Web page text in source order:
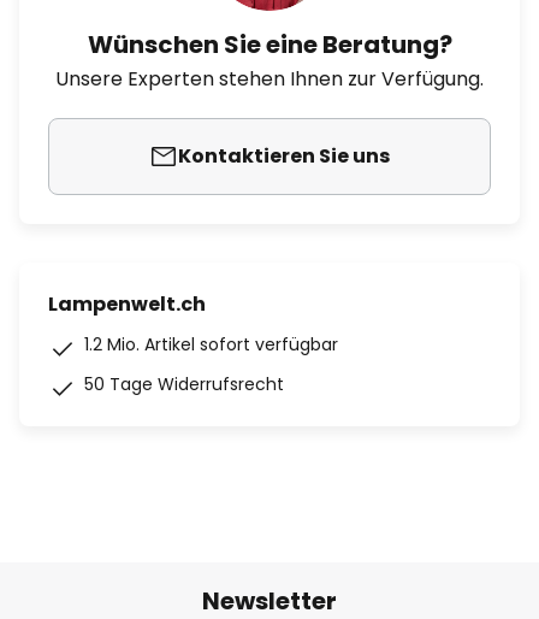
Wünschen Sie eine Beratung?
Unsere Experten stehen Ihnen zur Verfügung.
Kontaktieren Sie uns
Lampenwelt.ch
1.2 Mio. Artikel sofort verfügbar
50 Tage Widerrufsrecht
Newsletter